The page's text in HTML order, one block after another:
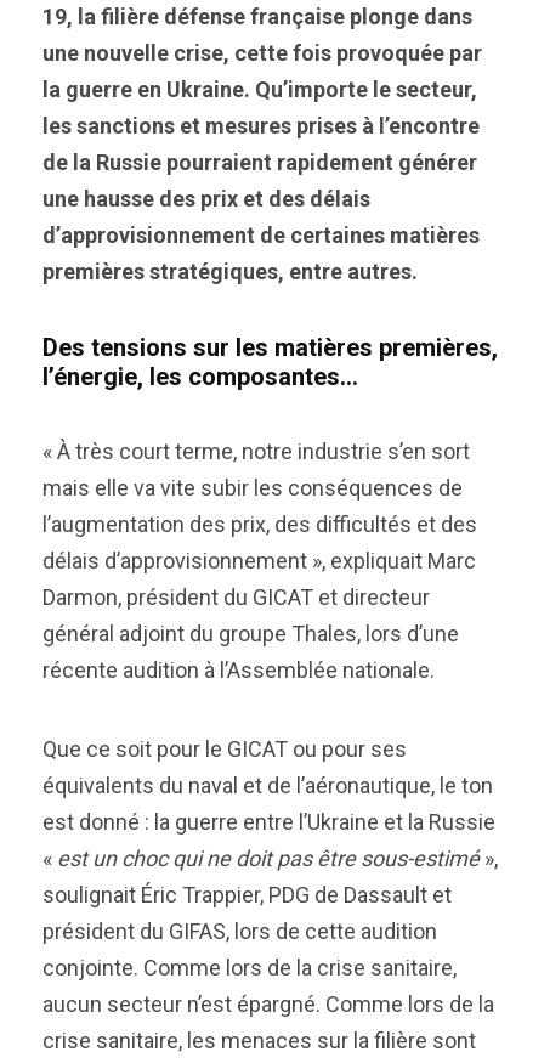
19, la filière défense française plonge dans
une nouvelle crise, cette fois provoquée par
la guerre en Ukraine. Qu’importe le secteur,
les sanctions et mesures prises à l’encontre
de la Russie pourraient rapidement générer
une hausse des prix et des délais
d’approvisionnement de certaines matières
premières stratégiques, entre autres.
Des tensions sur les matières premières,
l’énergie, les composantes…
« À très court terme, notre industrie s’en sort
mais elle va vite subir les conséquences de
l’augmentation des prix, des difficultés et des
délais d’approvisionnement », expliquait Marc
Darmon, président du GICAT et directeur
général adjoint du groupe Thales, lors d’une
récente audition à l’Assemblée nationale.
Que ce soit pour le GICAT ou pour ses
équivalents du naval et de l’aéronautique, le ton
est donné : la guerre entre l’Ukraine et la Russie
« est un choc qui ne doit pas être sous-estimé»,
soulignait Éric Trappier, PDG de Dassault et
président du GIFAS, lors de cette audition
conjointe. Comme lors de la crise sanitaire,
aucun secteur n’est épargné. Comme lors de la
crise sanitaire, les menaces sur la filière sont